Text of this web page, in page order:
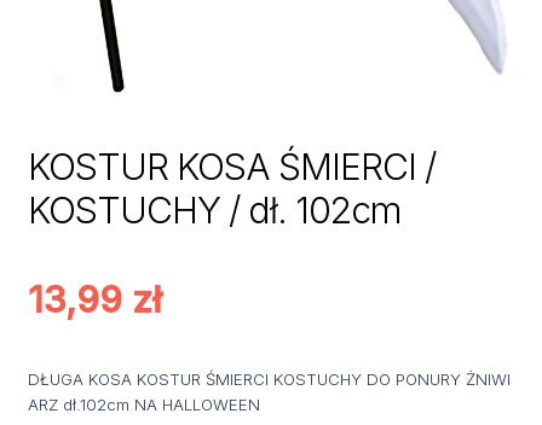
KOSTUR KOSA ŚMIERCI /
KOSTUCHY / dł. 102cm
13,99 zł
DŁUGA KOSA KOSTUR ŚMIERCI KOSTUCHY DO PONURY ŻNIWI
ARZ dł.102cm NA HALLOWEEN